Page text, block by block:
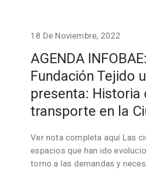
18 De Noviembre, 2022
AGENDA
Fundación Tejido
presenta: Historia
transporte en la
Ver nota completa aquí Las
espacios que han ido
torno a las demandas y